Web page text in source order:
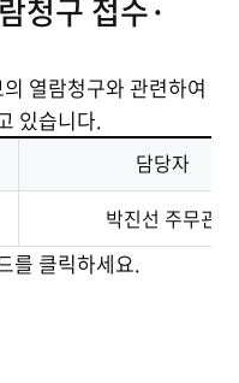
청구 접수·
열람청구와 관련하여
있습니다.
담당자
박진선 주무관
를 클릭하세요.